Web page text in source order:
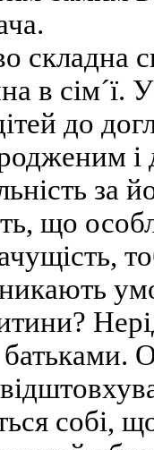
складна
в сім´ї.
до
і
за
що
собі,